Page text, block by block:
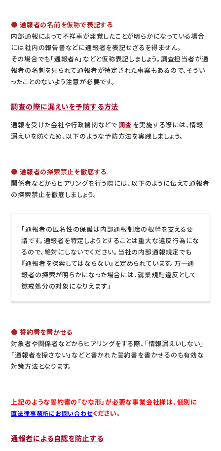
● 通報者の名前を仮称で表記する
内部通報によって不祥事が発覚したことが明らかになっている場合
には社内の報告書などに通報者を表記せざるを得ません。
その場合でも「通報者A」などと仮称表記しましょう。調査担当者が通
報者の名刺を見られて通報者が特定された事案もあるので、そうい
ったことのないよう注意が必要です。
調査の際に漏えいを予防する方法
通報を受けた会社や行政機関などで調査を実施する際には、情報
漏えいを防ぐため、以下のような予防方法を実践しましょう。
● 通報者の探索禁止を徹底する
関係者などからヒアリングを行う際には、以下のように伝えて通報者
の探索禁止を徹底しましょう。
「通報者の匿名性の保護は内部通報制度の根幹を支える要
請です。通報者を特定しようとすることは重大な違反行為にな
るので、絶対にしないでください。当社の内部通報規定でも
『通報者を探索してはならない』と定められています。万一通
報者の探索が明らかになった場合には、就業規則違反として
懲戒処分の対象になりえます」
● 誓約書を書かせる
対象者や関係者などからヒアリングをする際、「情報漏えいしない」
「通報者を探さない」などと書かれた誓約書を書かせるのも有効な
対策方法となります。
上記のような誓約書の「ひな形」が必要な事業会社様は、個別に
直法律事務所にお問い合わせください。
通報者による自認を防止する